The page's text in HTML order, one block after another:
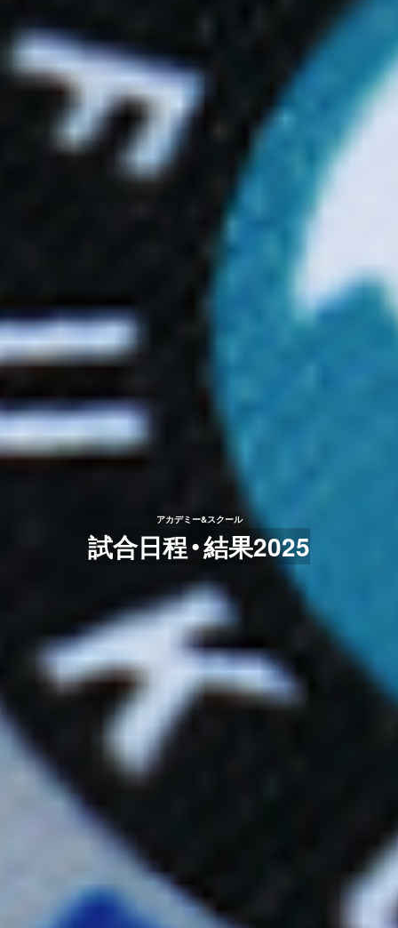
アカデミー&スクール
試合日程・結果2025